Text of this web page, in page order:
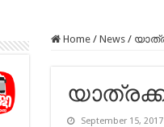
Home / News /
September 15, 2017